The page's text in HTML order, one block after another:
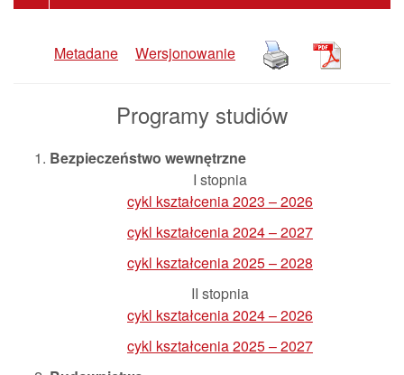
Metadane Wersjonowanie
Programy studiów
Bezpieczeństwo wewnętrzne
I stopnia
cykl kształcenia 2023 – 2026
cykl kształcenia 2024 – 2027
cykl kształcenia 2025 – 2028
II stopnia
cykl kształcenia 2024 – 2026
cykl kształcenia 2025 – 2027